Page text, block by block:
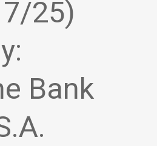
25)
Bank